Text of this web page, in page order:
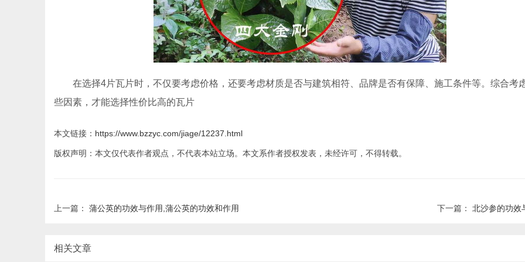
在选择4片瓦片时，不仅要考虑价格，还要考虑材质是否与建筑相符、品牌是否有保障、施工条件等。综合考
些因素，才能选择性价比高的瓦片
本文链接： https://www.bzzyc.com/jiage/12237.html
版权声明：本文仅代表作者观点，不代表本站立场。本文系作者授权发表，未经许可，不得转载。
上一篇： 蒲公英的功效与作用,蒲公英的功效和作用 下一篇： 北沙参的功效
相关文章